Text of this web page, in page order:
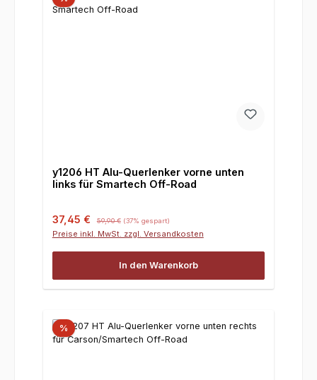
y1206 HT Alu-Querlenker vorne unten
links für Smartech Off-Road
Verkaufspreis:
37,45 € 59,90 € (37% gespart)
Preise inkl. MwSt. zzgl. Versandkosten
In den Warenkorb
%